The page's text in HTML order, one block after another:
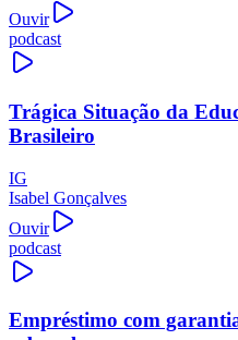
Ouvir
podcast
Trágica Situação da
Brasileiro
IG
Isabel Gonçalves
Ouvir
podcast
Empréstimo com